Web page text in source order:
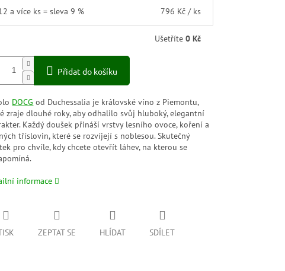
a více ks = sleva 9 % 796 Kč / ks
Ušetříte0 Kč
Přidat do košíku
DOCG od Duchessalia je královské víno z Piemontu,
zraje dlouhé roky, aby odhalilo svůj hluboký, elegantní
Každý doušek přináší vrstvy lesního ovoce, koření a
tříslovin, které se rozvíjejí s noblesou. Skutečný
pro chvíle, kdy chcete otevřít láhev, na kterou se
informace
ZEPTAT SE HLÍDAT SDÍLET